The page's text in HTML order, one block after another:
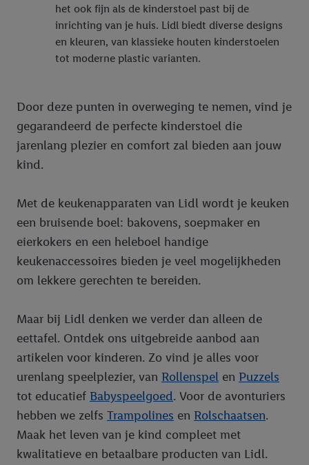
het ook fijn als de kinderstoel past bij de
inrichting van je huis. Lidl biedt diverse designs
en kleuren, van klassieke houten kinderstoelen
tot moderne plastic varianten.
Door deze punten in overweging te nemen, vind je
gegarandeerd de perfecte kinderstoel die
jarenlang plezier en comfort zal bieden aan jouw
kind.
Met de keukenapparaten van Lidl wordt je keuken
een bruisende boel: bakovens, soepmaker en
eierkokers en een heleboel handige
keukenaccessoires bieden je veel mogelijkheden
om lekkere gerechten te bereiden.
Maar bij Lidl denken we verder dan alleen de
eettafel. Ontdek ons uitgebreide aanbod aan
artikelen voor kinderen. Zo vind je alles voor
urenlang speelplezier, van Rollenspel en Puzzels
tot educatief Babyspeelgoed. Voor de avonturiers
hebben we zelfs Trampolines en Rolschaatsen.
Maak het leven van je kind compleet met
kwalitatieve en betaalbare producten van Lidl.